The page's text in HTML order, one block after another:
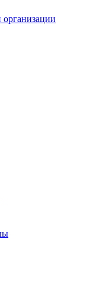
организации